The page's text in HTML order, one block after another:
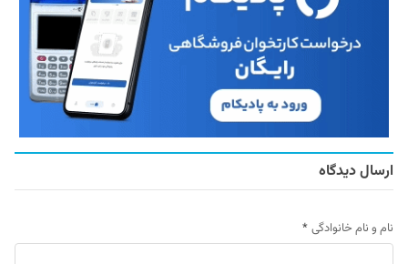
ارسال دیدگاه
نام و نام خانوادگی *